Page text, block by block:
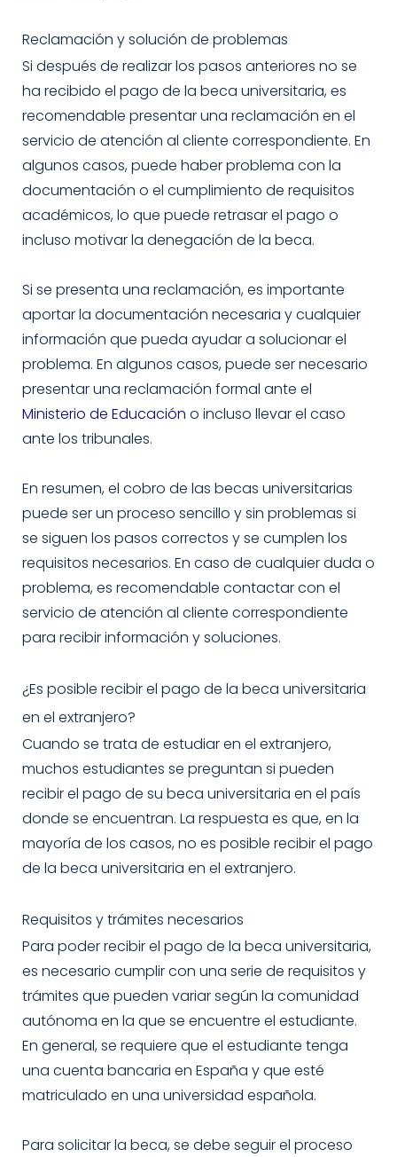
Reclamación y solución de problemas
Si después de realizar los pasos anteriores no se
ha recibido el pago de la beca universitaria, es
recomendable presentar una reclamación en el
servicio de atención al cliente correspondiente. En
algunos casos, puede haber problema con la
documentación o el cumplimiento de requisitos
académicos, lo que puede retrasar el pago o
incluso motivar la denegación de la beca.
Si se presenta una reclamación, es importante
aportar la documentación necesaria y cualquier
información que pueda ayudar a solucionar el
problema. En algunos casos, puede ser necesario
presentar una reclamación formal ante el
Ministerio de Educación o incluso llevar el caso
ante los tribunales.
En resumen, el cobro de las becas universitarias
puede ser un proceso sencillo y sin problemas si
se siguen los pasos correctos y se cumplen los
requisitos necesarios. En caso de cualquier duda o
problema, es recomendable contactar con el
servicio de atención al cliente correspondiente
para recibir información y soluciones.
¿Es posible recibir el pago de la beca universitaria
en el extranjero?
Cuando se trata de estudiar en el extranjero,
muchos estudiantes se preguntan si pueden
recibir el pago de su beca universitaria en el país
donde se encuentran. La respuesta es que, en la
mayoría de los casos, no es posible recibir el pago
de la beca universitaria en el extranjero.
Requisitos y trámites necesarios
Para poder recibir el pago de la beca universitaria,
es necesario cumplir con una serie de requisitos y
trámites que pueden variar según la comunidad
autónoma en la que se encuentre el estudiante.
En general, se requiere que el estudiante tenga
una cuenta bancaria en España y que esté
matriculado en una universidad española.
Para solicitar la beca, se debe seguir el proceso